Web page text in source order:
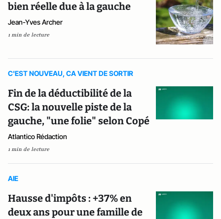
bien réelle due à la gauche
Jean-Yves Archer
1 min de lecture
C'EST NOUVEAU, CA VIENT DE SORTIR
Fin de la déductibilité de la
CSG: la nouvelle piste de la
gauche, "une folie" selon Copé
Atlantico Rédaction
1 min de lecture
AIE
Hausse d'impôts : +37% en
deux ans pour une famille de